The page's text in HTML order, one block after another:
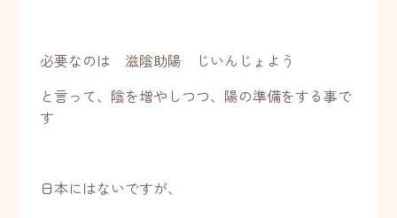
必要なのは 滋陰助陽 じいんじょよう
と言って、陰を増やしつつ、陽の準備をする事で
す
日本にはないですが、